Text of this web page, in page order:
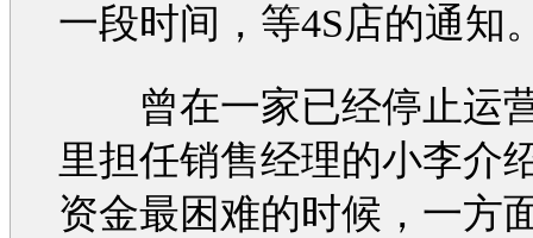
一段时间，等4S店的通知
曾在一家已经停止运
里担任销售经理的小李介
资金最困难的时候，一方